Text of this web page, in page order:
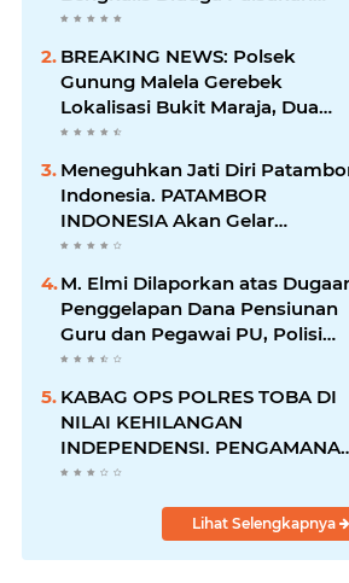
Barang Bukti Hingga Paksa
BREAKING NEWS: Polsek
Gunung Malela Gerebek
Lokalisasi Bukit Maraja, Dua
Perempuan Menangis Saat
Diciduk Bersama Sabu
Meneguhkan Jati Diri
Indonesia. PATAMBOR
INDONESIA Akan Gelar
RAKERNAS II Di Jakarta.
M. Elmi Dilaporkan atas
Penggelapan Dana Pensiunan
Guru dan Pegawai PU, Polisi
Pastikan Proses Hukum
KABAG OPS POLRES TOBA DI
NILAI KEHILANGAN
INDEPENDENSI.
PENEMBOKAN TANAH DI
Lihat Selengkapnya